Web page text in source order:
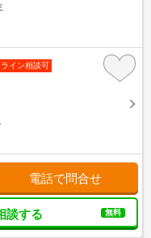
イン相談可
電話で問合せ
談する 無料